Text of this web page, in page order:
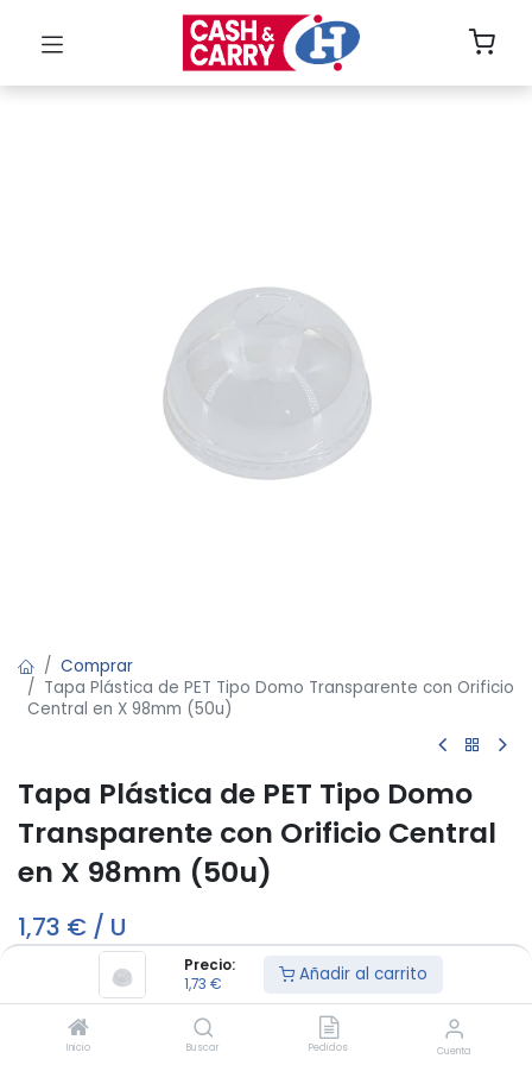
Precio:
1,73 € Añadir al carrito
Inicio Buscar Pedidos Cuenta
Comprar
Tapa Plástica de PET Tipo Domo Transparente con Orificio
Central en X 98mm (50u)
Tapa Plástica de PET Tipo Domo
Transparente con Orificio Central
en X 98mm (50u)
1,73 € / U
Fuera de stock
Reciba una notificación cuando vuelva a estar disponible